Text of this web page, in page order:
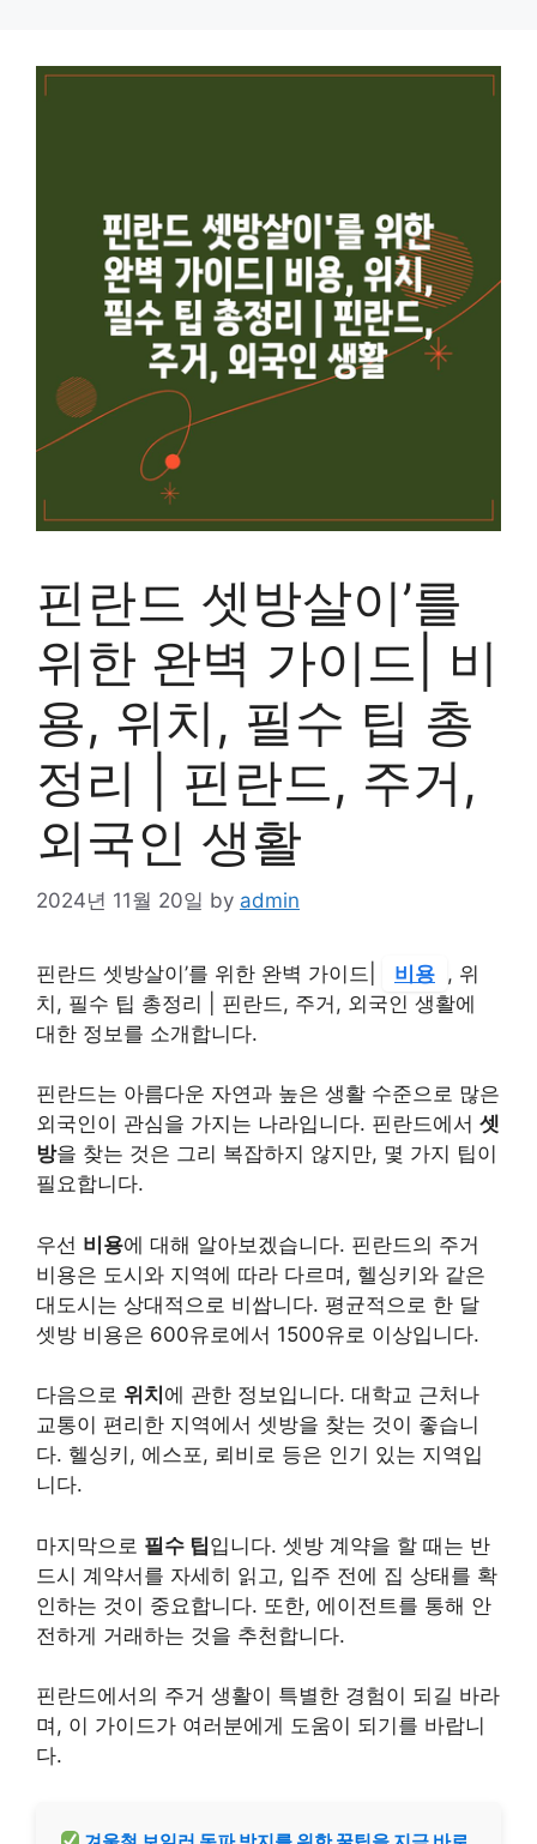
핀란드 셋방살이’를
위한 완벽 가이드| 비
용, 위치, 필수 팁 총
정리 | 핀란드, 주거,
외국인 생활
2024년 11월 20일 by admin
핀란드 셋방살이’를 위한 완벽 가이드| 비용 , 위
치, 필수 팁 총정리 | 핀란드, 주거, 외국인 생활에
대한 정보를 소개합니다.
핀란드는 아름다운 자연과 높은 생활 수준으로 많은
외국인이 관심을 가지는 나라입니다. 핀란드에서 셋
방을 찾는 것은 그리 복잡하지 않지만, 몇 가지 팁이
필요합니다.
우선 비용에 대해 알아보겠습니다. 핀란드의 주거
비용은 도시와 지역에 따라 다르며, 헬싱키와 같은
대도시는 상대적으로 비쌉니다. 평균적으로 한 달
셋방 비용은 600유로에서 1500유로 이상입니다.
다음으로 위치 에 관한 정보입니다. 대학교 근처나
교통이 편리한 지역에서 셋방을 찾는 것이 좋습니
다. 헬싱키, 에스포, 뢰비로 등은 인기 있는 지역입
니다.
마지막으로 필수 팁입니다. 셋방 계약을 할 때는 반
드시 계약서를 자세히 읽고, 입주 전에 집 상태를 확
인하는 것이 중요합니다. 또한, 에이전트를 통해 안
전하게 거래하는 것을 추천합니다.
핀란드에서의 주거 생활이 특별한 경험이 되길 바라
며, 이 가이드가 여러분에게 도움이 되기를 바랍니
다.